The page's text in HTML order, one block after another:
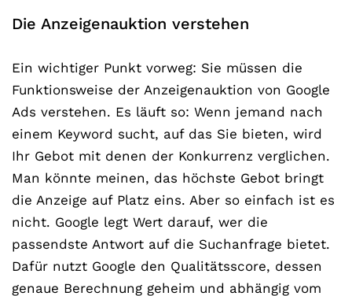
Die Anzeigenauktion verstehen
Ein wichtiger Punkt vorweg: Sie müssen die
Funktionsweise der Anzeigenauktion von Google
Ads verstehen. Es läuft so: Wenn jemand nach
einem Keyword sucht, auf das Sie bieten, wird
Ihr Gebot mit denen der Konkurrenz verglichen.
Man könnte meinen, das höchste Gebot bringt
die Anzeige auf Platz eins. Aber so einfach ist es
nicht. Google legt Wert darauf, wer die
passendste Antwort auf die Suchanfrage bietet.
Dafür nutzt Google den Qualitätsscore, dessen
genaue Berechnung geheim und abhängig vom